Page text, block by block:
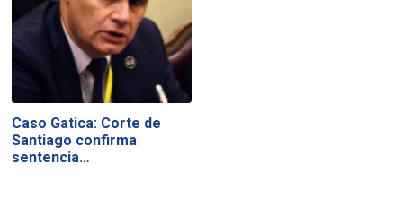
Caso Gatica: Corte de
Santiago confirma
sentencia…